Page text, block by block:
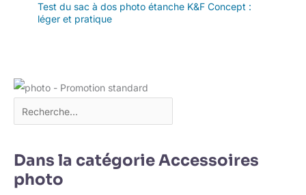
Test du sac à dos photo étanche K&F Concept :
léger et pratique
Dans la catégorie Accessoires
photo